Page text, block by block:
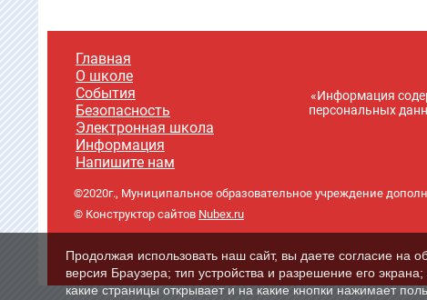
Главная
О школе
События
Безопасность
Электронная школа
Информация
Напишите нам
«Информация
персональных
©2020г., Муниципальное образовательное учреждение
© Конструктор сайтов Nubex.ru
Продолжая использовать наш сайт, вы даете согласие на
версия Браузера; тип устройства и разрешение его
какие страницы открывает и на какие кнопки нажимает